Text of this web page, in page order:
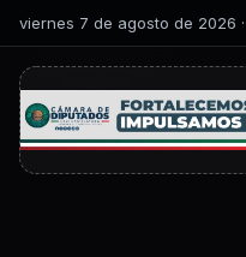
viernes 7 de agosto de 2026